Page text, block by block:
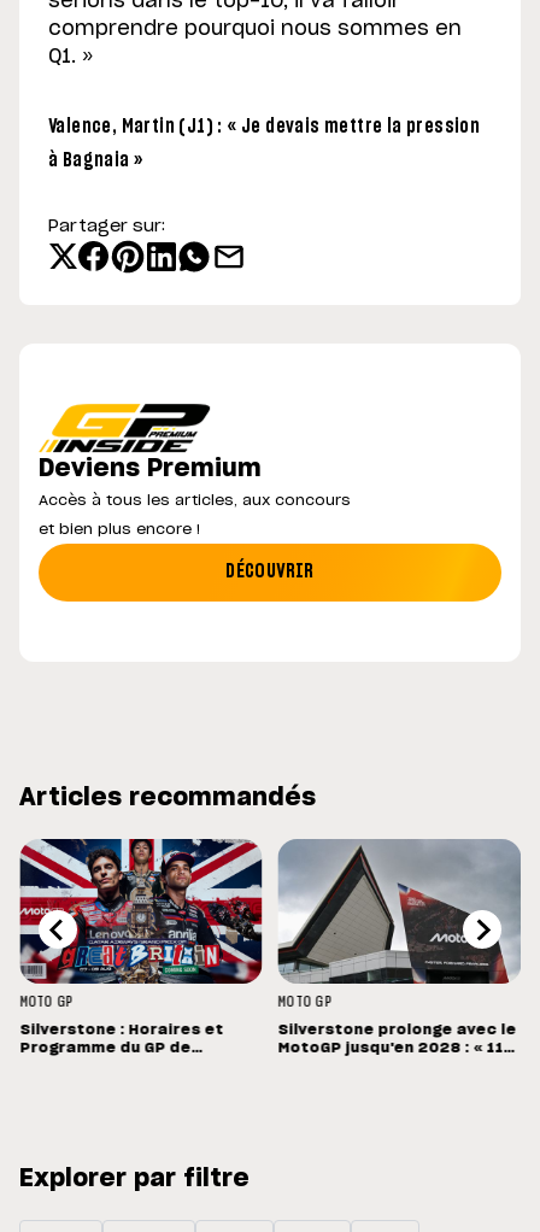
comprendre pourquoi nous sommes en
Q1. »
Valence, Martin (J1) : « Je devais mettre la pression
à Bagnaia »
Partager sur:
Deviens Premium
Accès à tous les articles, aux concours
et bien plus encore !
DÉCOUVRIR
Articles recommandés
MOTO GP
Silverstone : Horaires et
Programme du GP de
MOTO GP
Silverstone prolonge avec le
MotoGP jusqu'en 2028 : « 11
Explorer par filtre